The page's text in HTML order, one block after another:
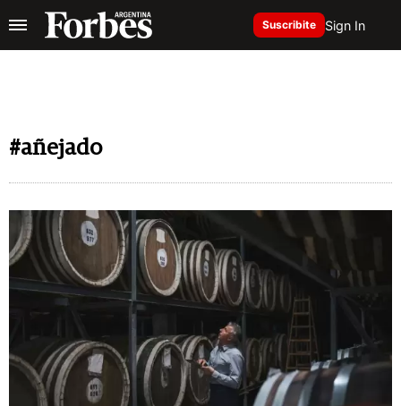
Suscribite Sign In
#añejado